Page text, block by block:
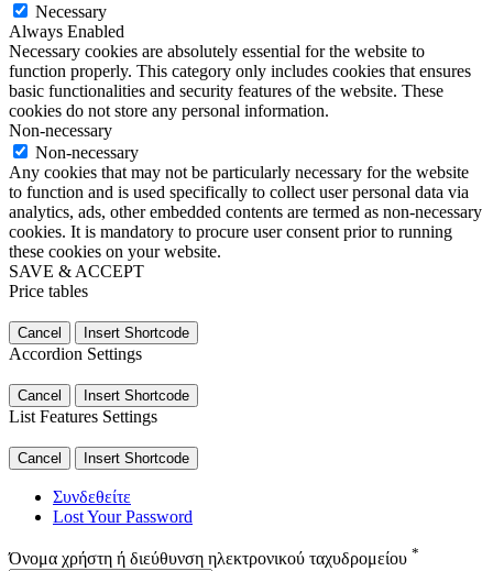
Necessary
Always Enabled
Necessary cookies are absolutely essential for the website to
function properly. This category only includes cookies that ensures
basic functionalities and security features of the website. These
cookies do not store any personal information.
Non-necessary
Non-necessary
Any cookies that may not be particularly necessary for the website
to function and is used specifically to collect user personal data via
analytics, ads, other embedded contents are termed as non-necessary
cookies. It is mandatory to procure user consent prior to running
these cookies on your website.
SAVE & ACCEPT
Price tables
Cancel Insert Shortcode
Accordion Settings
Cancel Insert Shortcode
List Features Settings
Cancel Insert Shortcode
Συνδεθείτε
Lost Your Password
Όνομα χρήστη ή διεύθυνση ηλεκτρονικού ταχυδρομείου *